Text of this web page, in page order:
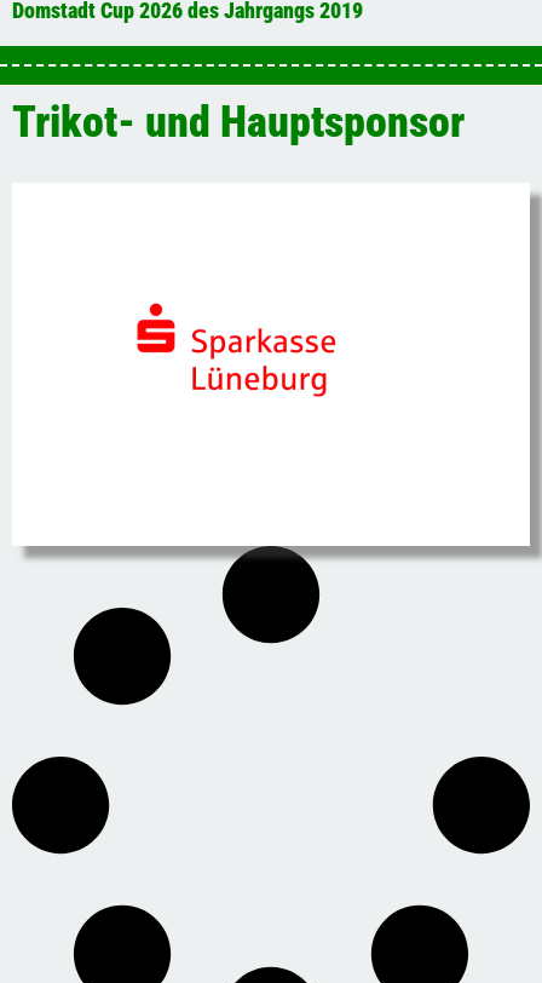
Domstadt Cup 2026 des Jahrgangs 2019
Trikot- und Hauptsponsor